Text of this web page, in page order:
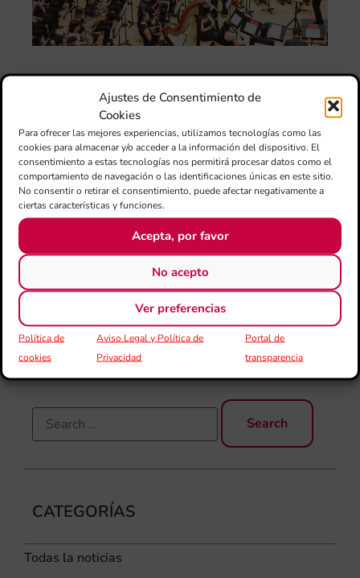
Ajustes de Consentimiento de
Cookies
Para ofrecer las mejores experiencias, utilizamos tecnologías como las
cookies para almacenar y/o acceder a la información del dispositivo. El
consentimiento a estas tecnologías nos permitirá procesar datos como el
comportamiento de navegación o las identificaciones únicas en este sitio.
No consentir o retirar el consentimiento, puede afectar negativamente a
ciertas características y funciones.
Acepta, por favor
No acepto
Ver preferencias
Política de
cookies
Aviso Legal y Política de
Privacidad
Portal de
transparencia
CATEGORÍAS
Todas la noticias